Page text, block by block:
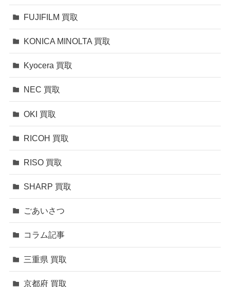
FUJIFILM 買取
KONICA MINOLTA 買取
Kyocera 買取
NEC 買取
OKI 買取
RICOH 買取
RISO 買取
SHARP 買取
ごあいさつ
コラム記事
三重県 買取
京都府 買取